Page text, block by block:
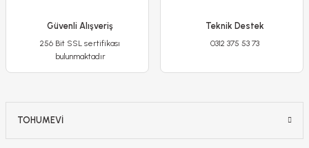
Güvenli Alışveriş
256 Bit SSL sertifikası
bulunmaktadır
Teknik Destek
0312 375 53 73
TOHUMEVİ